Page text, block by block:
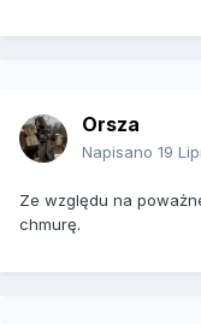
Orsza
Napisano 19
Ze względu na
chmurę.